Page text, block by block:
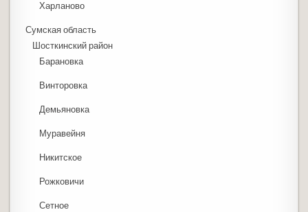
Харланово
Сумская область
Шосткинский район
Барановка
Винторовка
Демьяновка
Муравейня
Никитское
Рожковичи
Сетное